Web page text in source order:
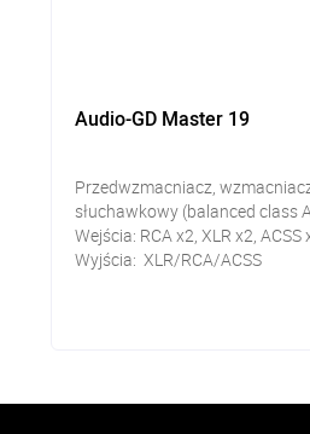
Audio-GD Master 19
Przedwzmacniacz,
słuchawkowy (balanced class
Wejścia: RCA x2, XLR x2, ACSS
Wyjścia: XLR/RCA/ACSS